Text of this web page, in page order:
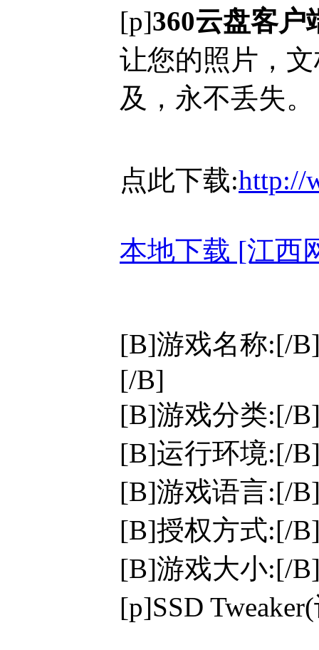
[p]360云盘客户
让您的照片，
及，永不丢失。
点此下载:http://
本地下载 [江西
[B]游戏名称:[/
[/B]
[B]游戏分类:[/
[B]运行环境:[/
[B]游戏语言:[/
[B]授权方式:[/
[B]游戏大小:[/
[p]SSD